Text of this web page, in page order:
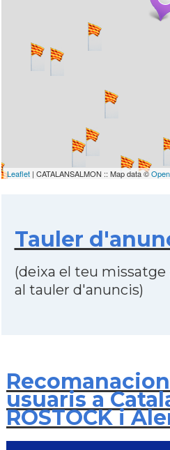
Leaflet | CATALANSALMON :: Map data ©
Tauler
(deixa el teu
al tauler d'anuncis)
usuaris a
ROSTOCK i